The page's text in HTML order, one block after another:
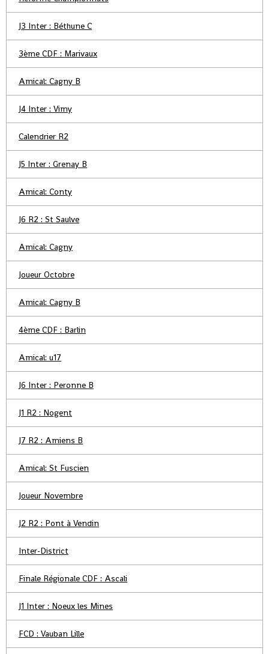
J3 Inter : Béthune C
3ème CDF : Marivaux
Amical: Cagny B
J4 Inter : Vimy
Calendrier R2
J5 Inter : Grenay B
Amical: Conty
J6 R2 : St Saulve
Amical: Cagny
Joueur Octobre
Amical: Cagny B
4ème CDF : Barlin
Amical: u17
J6 Inter : Peronne B
J1 R2 : Nogent
J7 R2 : Amiens B
Amical: St Fuscien
Joueur Novembre
J2 R2 : Pont à Vendin
Inter-District
Finale Régionale CDF : Ascali
J1 Inter : Noeux les Mines
FCD : Vauban Lille